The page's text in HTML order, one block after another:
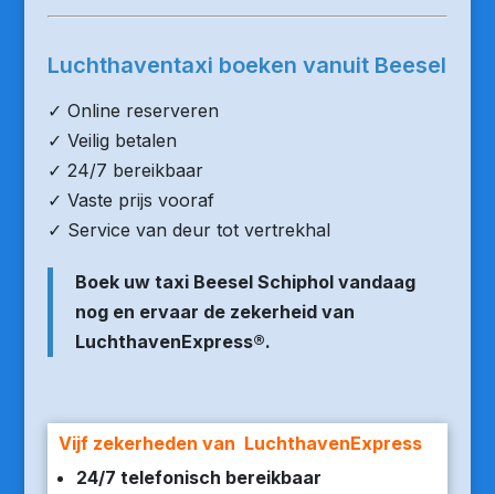
Luchthaventaxi boeken vanuit Beesel
✓ Online reserveren
✓ Veilig betalen
✓ 24/7 bereikbaar
✓ Vaste prijs vooraf
✓ Service van deur tot vertrekhal
Boek uw taxi Beesel Schiphol vandaag
nog en ervaar de zekerheid van
LuchthavenExpress®.
Vijf zekerheden van LuchthavenExpress
24/7 telefonisch bereikbaar